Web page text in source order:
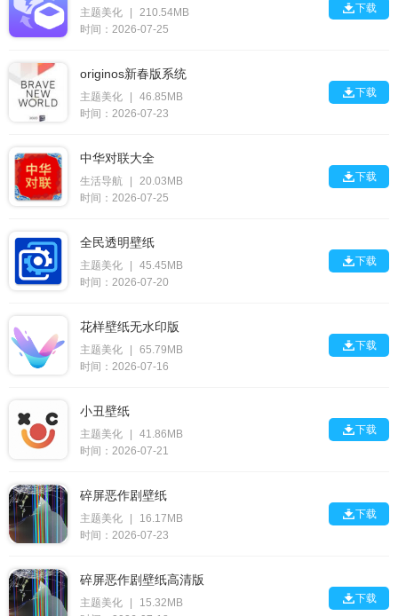
主题美化
210.54MB
时间：2026-07-25
下载
originos新春版系统
主题美化
46.85MB
时间：2026-07-23
下载
中华对联大全
生活导航
20.03MB
时间：2026-07-25
下载
全民透明壁纸
主题美化
45.45MB
时间：2026-07-20
下载
花样壁纸无水印版
主题美化
65.79MB
时间：2026-07-16
下载
小丑壁纸
主题美化
41.86MB
时间：2026-07-21
下载
碎屏恶作剧壁纸
主题美化
16.17MB
时间：2026-07-23
下载
碎屏恶作剧壁纸高清版
主题美化
15.32MB
下载